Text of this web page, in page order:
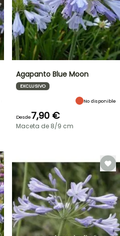
Agapanto Blue Moon
EXCLUSIVO
No disponible
Desde7,90 €
Maceta de 8/9 cm